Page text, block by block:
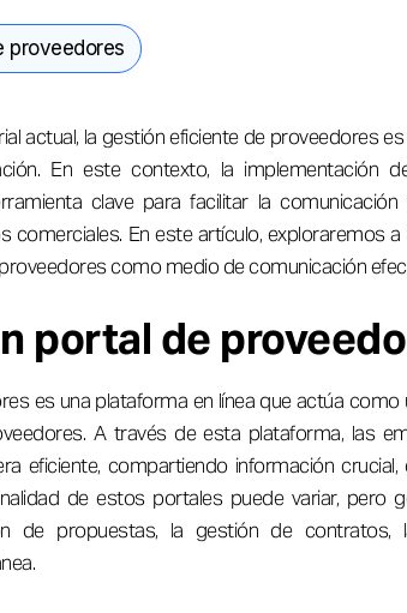
proveedores
actual, la gestión eficiente de proveedores
En este contexto, la implementación
clave para facilitar la
comerciales. En este artículo, exploraremos
como medio de comunicación
portal de
es una plataforma en línea que actúa
A través de esta plataforma, las
eficiente, compartiendo información
de estos portales puede variar, pero
de propuestas, la gestión de